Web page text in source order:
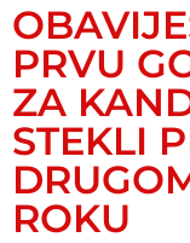
PRVU
ZA
STEKLI
ROKU